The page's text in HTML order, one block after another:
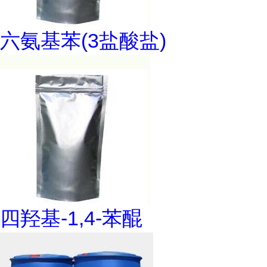
六氨基苯(3盐酸盐)
四羟基-1,4-苯醌